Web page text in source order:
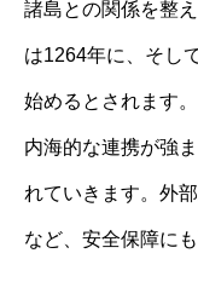
諸島との関係を整
は1264年に、そし
始めるとされます
内海的な連携が強
れていきます。外
など、安全保障に